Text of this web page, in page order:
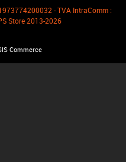
- TVA IntraComm :
Store 2013-2026
Commerce